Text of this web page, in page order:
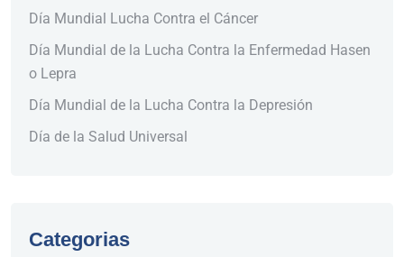
Día Mundial Lucha Contra el Cáncer
Día Mundial de la Lucha Contra la Enfermedad Hasen
o Lepra
Día Mundial de la Lucha Contra la Depresión
Día de la Salud Universal
Categorias